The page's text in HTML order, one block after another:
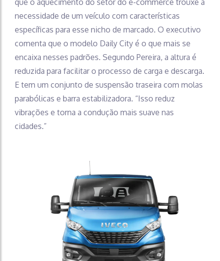
necessidade de um veículo com características
específicas para esse nicho de marcado. O executivo
comenta que o modelo Daily City é o que mais se
encaixa nesses padrões. Segundo Pereira, a altura é
reduzida para facilitar o processo de carga e descarga.
E tem um conjunto de suspensão traseira com molas
parabólicas e barra estabilizadora. “Isso reduz
vibrações e torna a condução mais suave nas
cidades.”